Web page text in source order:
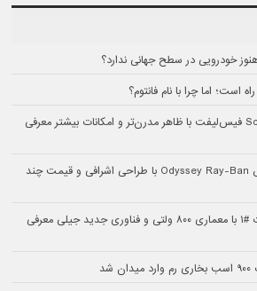
هنوز خودرویی در سطح جهانی ندارد؟
شاسی‌بلند ماهیندرا Scorpio-N فیس‌لیفت با ظاهر مدرن‌تر و امکانات بیشتر معرفی
کاویار از عینک هوشمند لوکس Odyssey Ray-Ban با طراحی اشرافی و قیمت چند
شاسی‌بلند جدید برقی اسمارت #۱ با معماری ۸۰۰ ولتی و فناوری جدید جیلی معرفی